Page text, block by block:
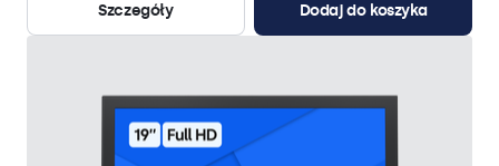
Szczegóły
Dodaj do koszyka